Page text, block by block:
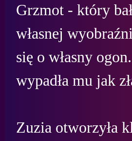
Grzmot - który
własnej
się o własny
wypadła mu jak
Zuzia otworzyła